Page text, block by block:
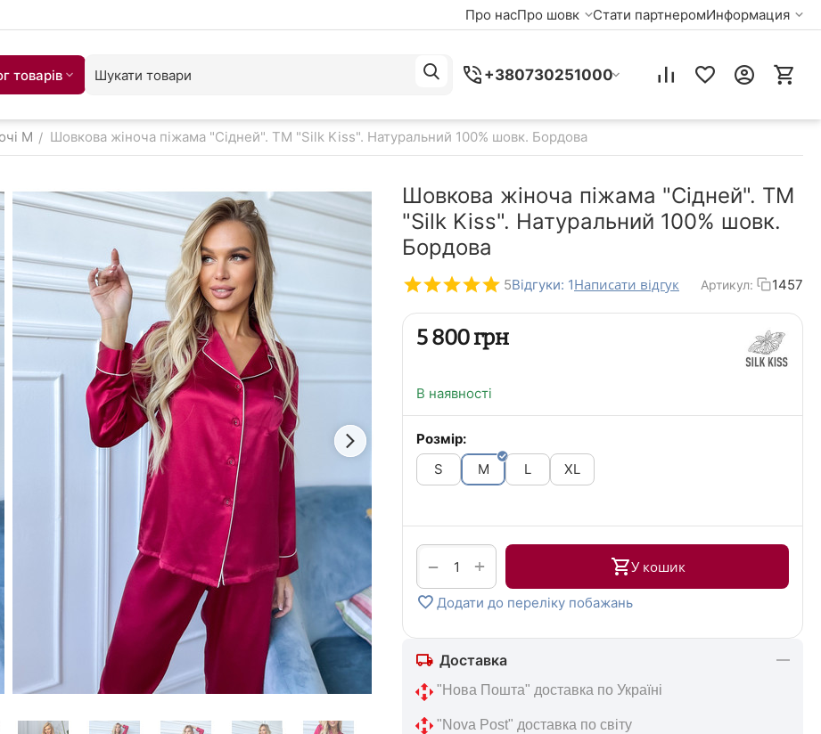
Про насПро шовк Стати партнеромИнформация
товарiв +380730251000
M / Шовкова жіноча піжама "Сідней". TM "Silk Kiss". Натуральний 100% шовк. Бордова
Шовкова жіноча піжама "Сідней". TM
"Silk Kiss". Натуральний 100% шовк.
Бордова
5Відгуки: 1Написати відгук Артикул: 1457
‍5 800‍грн
В наявності
Розмір:
S
M L XL
+
− У кошик
Додати до переліку побажань
Доставка
"Нова Пошта" доставка по Україні
"Nova Post" доставка по світу